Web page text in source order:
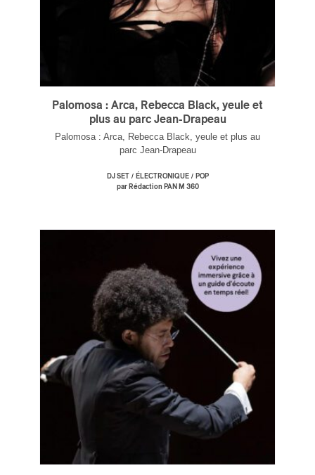
Palomosa : Arca, Rebecca Black, yeule et
plus au parc Jean-Drapeau
Palomosa : Arca, Rebecca Black, yeule et plus au
parc Jean-Drapeau
DJ SET/ ÉLECTRONIQUE/ POP
par Rédaction PAN M 360